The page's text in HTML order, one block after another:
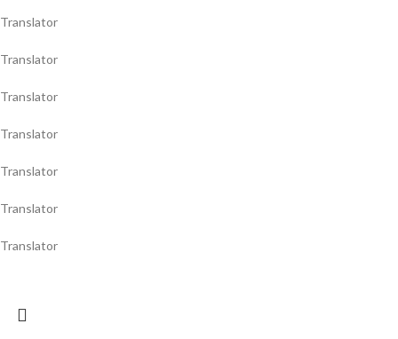
Translator
Translator
Translator
Translator
Translator
Translator
Translator